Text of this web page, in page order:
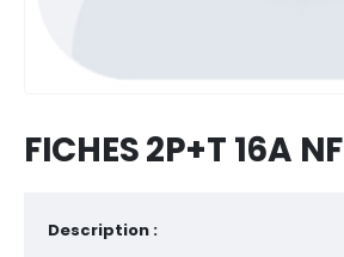
FICHES 2P+T 16A NF
Description :